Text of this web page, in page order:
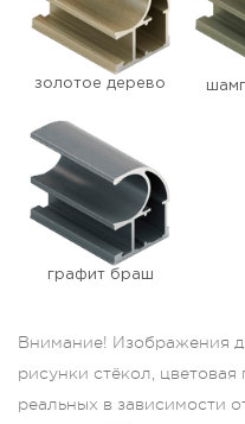
золотое дерево
графит браш
Внимание! Изображения
рисунки стёкол, цветовая
реальных в зависимости